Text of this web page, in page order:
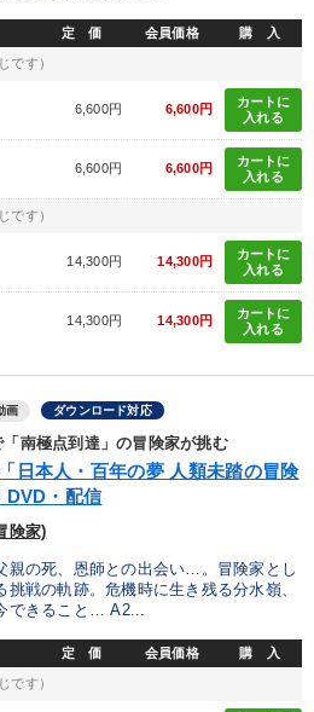
定 価 会員価格 購 入
です）
6,600円 6,600円
カートに
入れる
6,600円 6,600円
カートに
入れる
です）
14,300円 14,300円
カートに
入れる
14,300円 14,300円
カートに
入れる
画 ダウンロード対応
南極点到達」の冒険家が挑む
日本人・百年の夢 人類未踏の冒険
DVD・配信
険家)
親の死、恩師との出会い…。冒険家とし
戦の軌跡。危機時に生き残る分水嶺、
できること… A2...
定 価 会員価格 購 入
です）